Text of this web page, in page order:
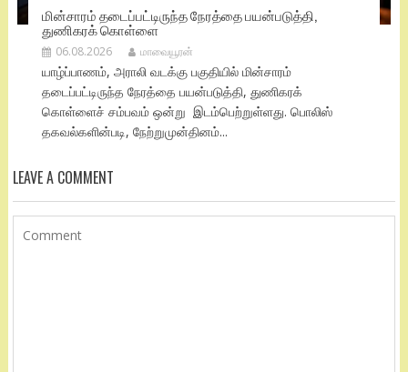
மின்சாரம் தடைப்பட்டிருந்த நேரத்தை பயன்படுத்தி,
துணிகரக் கொள்ளை
06.08.2026 மாவையூரன்
யாழ்ப்பாணம், அராலி வடக்கு பகுதியில் மின்சாரம்
தடைப்பட்டிருந்த நேரத்தை பயன்படுத்தி, துணிகரக்
கொள்ளைச் சம்பவம் ஒன்று இடம்பெற்றுள்ளது. பொலிஸ்
தகவல்களின்படி, நேற்றுமுன்தினம்...
LEAVE A COMMENT